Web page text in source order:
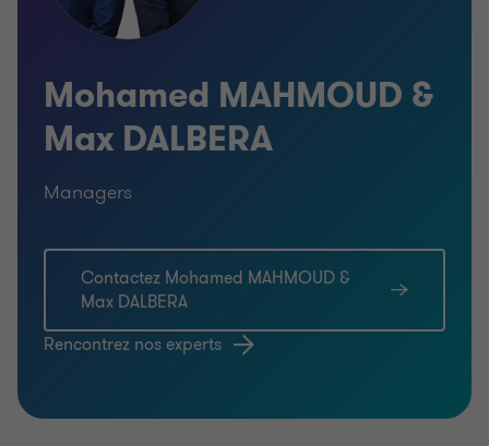
Mohamed MAHMOUD &
Max DALBERA
Managers
Contactez Mohamed MAHMOUD &
Max DALBERA
Rencontrez nos experts